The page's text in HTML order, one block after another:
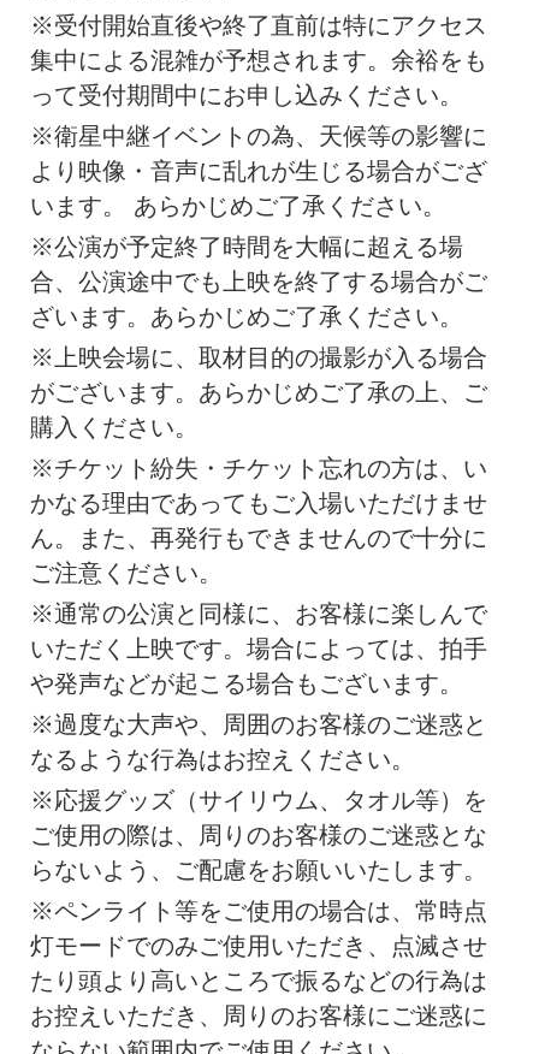
※受付開始直後や終了直前は特にアクセス
集中による混雑が予想されます。余裕をも
って受付期間中にお申し込みください。
※衛星中継イベントの為、天候等の影響に
より映像・音声に乱れが生じる場合がござ
います。 あらかじめご了承ください。
※公演が予定終了時間を大幅に超える場
合、公演途中でも上映を終了する場合がご
ざいます。あらかじめご了承ください。
※上映会場に、取材目的の撮影が入る場合
がございます。あらかじめご了承の上、ご
購入ください。
※チケット紛失・チケット忘れの方は、い
かなる理由であってもご入場いただけませ
ん。また、再発行もできませんので十分に
ご注意ください。
※通常の公演と同様に、お客様に楽しんで
いただく上映です。場合によっては、拍手
や発声などが起こる場合もございます。
※過度な大声や、周囲のお客様のご迷惑と
なるような行為はお控えください。
※応援グッズ（サイリウム、タオル等）を
ご使用の際は、周りのお客様のご迷惑とな
らないよう、ご配慮をお願いいたします。
※ペンライト等をご使用の場合は、常時点
灯モードでのみご使用いただき、点滅させ
たり頭より高いところで振るなどの行為は
お控えいただき、周りのお客様にご迷惑に